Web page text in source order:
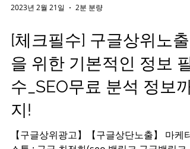
2023년 2월 21일 2분 분량
[체크필수] 구글상위노출
을 위한 기본적인 정보 필
수_SEO무료 분석 정보까